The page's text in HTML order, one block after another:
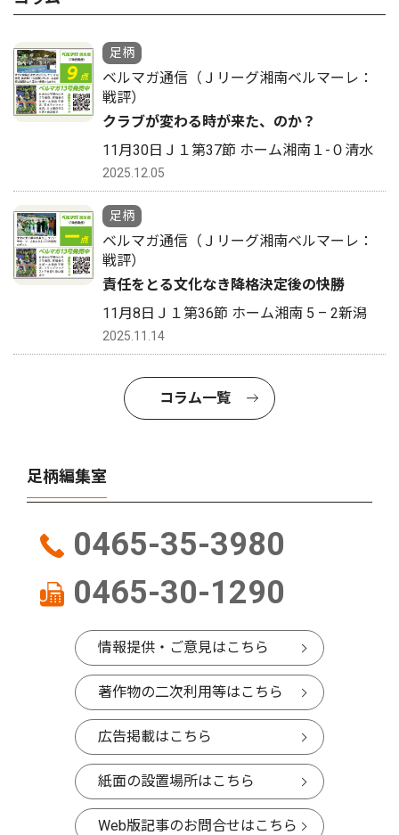
足柄
ベルマガ通信（Ｊリーグ湘南ベルマーレ：
戦評）
クラブが変わる時が来た、のか？
11月30日Ｊ１第37節 ホーム湘南１-０清水
2025.12.05
足柄
ベルマガ通信（Ｊリーグ湘南ベルマーレ：
戦評）
責任をとる文化なき降格決定後の快勝
11月8日Ｊ１第36節 ホーム湘南 5 – 2新潟
2025.11.14
コラム一覧
足柄編集室
0465-35-3980
0465-30-1290
情報提供・ご意見はこちら
著作物の二次利用等はこちら
広告掲載はこちら
紙面の設置場所はこちら
Web版記事のお問合せはこちら